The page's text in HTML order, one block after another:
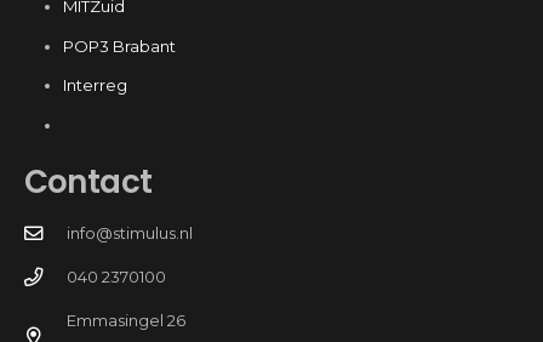
MITZuid
POP3 Brabant
Interreg
Contact
info@stimulus.nl
040 2370100
Emmasingel 26